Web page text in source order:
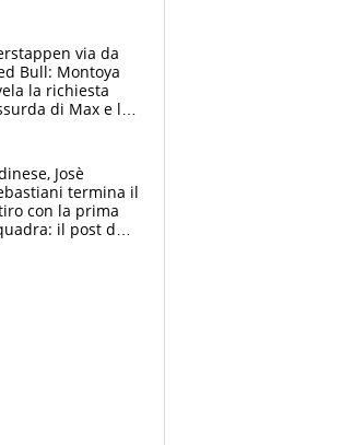
via da
Bull: Montoya
la richiesta
di Max e lo
siano
Josè
termina il
con la prima
il post del